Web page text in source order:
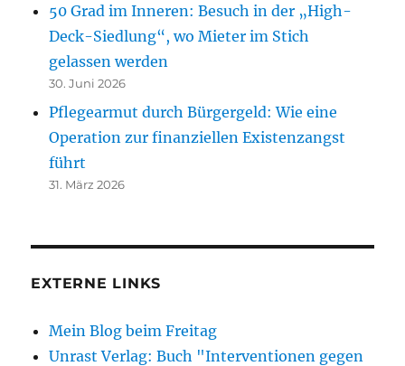
50 Grad im Inneren: Besuch in der „High-
Deck-Siedlung“, wo Mieter im Stich
gelassen werden
30. Juni 2026
Pflegearmut durch Bürgergeld: Wie eine
Operation zur finanziellen Existenzangst
führt
31. März 2026
EXTERNE LINKS
Mein Blog beim Freitag
Unrast Verlag: Buch "Interventionen gegen